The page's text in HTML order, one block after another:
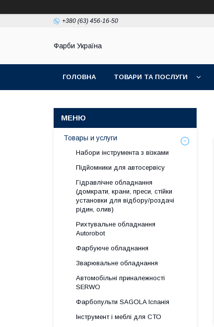
+380 (63) 456-16-50
Фарби Україна
ГОЛОВНА ТОВАРИ ТА ПОСЛУГИ
Товары и услуги
Набори інструмента з візками
Підйомники для автосервісу
Гідравлічне обладнання
(домкрати, крани, преси, стійки
установки для вiдбору/роздачi
рiдин, олив)
Рихтувальне обладнання
Autorobot
Фарбуюче обладнання
Зварювальне обладнання
Автомобільні приналежності
SERWO
Фарбопульти SAGOLA Іспанія
Інструмент і меблі для СТО